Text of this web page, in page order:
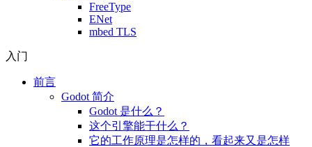
FreeType
ENet
mbed TLS
入门
前言
Godot 简介
Godot 是什么？
这个引擎能干什么？
它的工作原理是怎样的，看起来又是怎样